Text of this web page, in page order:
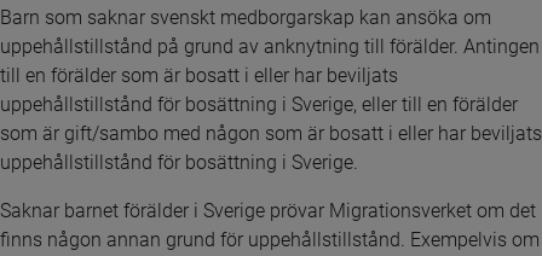
Barn som saknar svenskt medborgarskap kan ansöka om
uppehållstillstånd på grund av anknytning till förälder. Antingen
till en förälder som är bosatt i eller har beviljats
uppehållstillstånd för bosättning i Sverige, eller till en förälder
som är gift/sambo med någon som är bosatt i eller har beviljats
uppehållstillstånd för bosättning i Sverige.
Saknar barnet förälder i Sverige prövar Migrationsverket om det
finns någon annan grund för uppehållstillstånd. Exempelvis om